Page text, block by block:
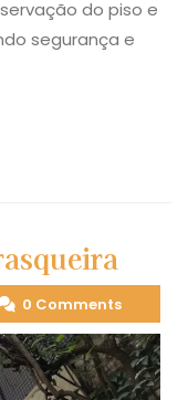
do piso e
segurança e
0 Comments